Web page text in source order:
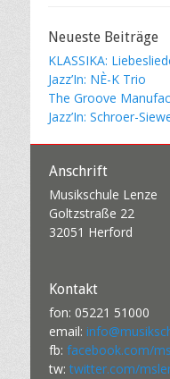
Neueste Beiträge
KLASSIKA:
Jazz’In: NÈ-K Trio
The Groove
Jazz’In: Schroer-
Anschrift
Musikschule Lenze
Goltzstraße 22
32051 Herford
Kontakt
fon: 05221 51000
email:
fb: facebook.com/
tw: twitter.com/